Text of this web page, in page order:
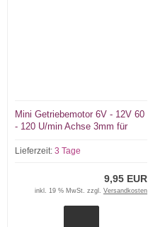
Mini Getriebemotor 6V - 12V 60
- 120 U/min Achse 3mm für
Lieferzeit: 3 Tage
9,95 EUR
inkl. 19 % MwSt. zzgl. Versandkosten